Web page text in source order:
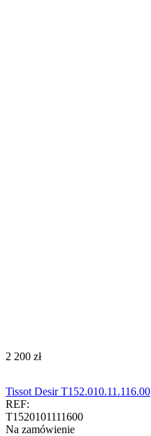
‍2 200‍ zł
Tissot Desir T152.010.11.116.00
REF:
T1520101111600
Na zamówienie